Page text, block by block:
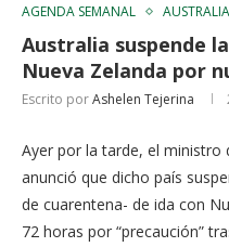
AGENDA SEMANAL AUSTRALIA
Australia suspende
Nueva Zelanda por
Escrito porAshelen Tejerina
Ayer por la tarde, el ministro
anunció que dicho país
de cuarentena- de ida con
72 horas por “precaución”